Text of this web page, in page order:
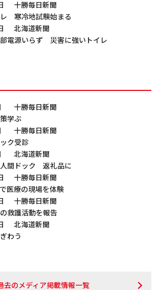
十勝毎日新聞
寒冷地試験始まる
北海道新聞
電源いらず 災害に強いトイレ
十勝毎日新聞
学ぶ
十勝毎日新聞
ク受診
北海道新聞
間ドック 返礼品に
十勝毎日新聞
医療の現場を体験
十勝毎日新聞
救護活動を報告
北海道新聞
わう
去のメディア掲載情報一覧